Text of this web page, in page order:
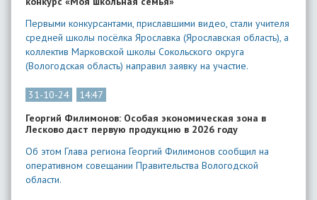
Первыми конкурсантами, приславшими видео, стали учителя
средней школы посёлка Ярославка (Ярославская область), а
коллектив Марковской школы Сокольского округа
(Вологодская область) направил заявку на участие.
31-10-24
14:47
Георгий Филимонов: Особая экономическая зона в
Лесково даст первую продукцию в 2026 году
Об этом Глава региона Георгий Филимонов сообщил на
оперативном совещании Правительства Вологодской
области.